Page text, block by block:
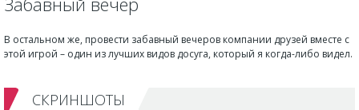
В остальном же, провести забавный вечеров компании друзей вместе с
этой игрой – один из лучших видов досуга, который я когда-либо видел.
СКРИНШОТЫ